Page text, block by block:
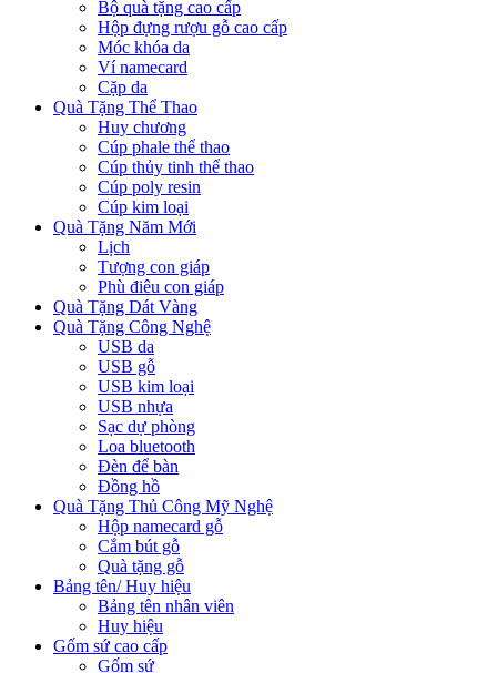
Bộ quà tặng cao cấp
Hộp đựng rượu gỗ cao cấp
Móc khóa da
Ví namecard
Cặp da
Quà Tặng Thể Thao
Huy chương
Cúp phale thể thao
Cúp thủy tinh thể thao
Cúp poly resin
Cúp kim loại
Quà Tặng Năm Mới
Lịch
Tượng con giáp
Phù điêu con giáp
Quà Tặng Dát Vàng
Quà Tặng Công Nghệ
USB da
USB gỗ
USB kim loại
USB nhựa
Sạc dự phòng
Loa bluetooth
Đèn để bàn
Đồng hồ
Quà Tặng Thủ Công Mỹ Nghệ
Hộp namecard gỗ
Cắm bút gỗ
Quà tặng gỗ
Bảng tên/ Huy hiệu
Bảng tên nhân viên
Huy hiệu
Gốm sứ cao cấp
Gốm sứ